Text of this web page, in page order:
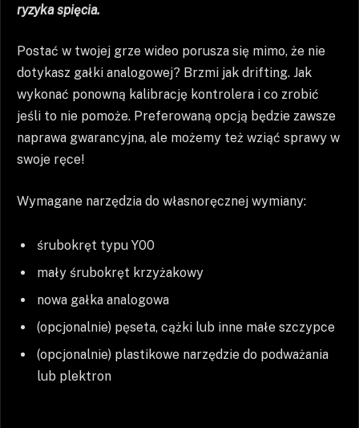
ryzyka spięcia.
Postać w twojej grze wideo porusza się mimo, że nie
dotykasz gałki analogowej? Brzmi jak drifting. Jak
wykonać ponowną kalibrację kontrolera i co zrobić
jeśli to nie pomoże. Preferowaną opcją będzie zawsze
naprawa gwarancyjna, ale możemy też wziąć sprawy w
swoje ręce!
Wymagane narzędzia do własnoręcznej wymiany:
śrubokręt typu Y00
mały śrubokręt krzyżakowy
nowa gałka analogowa
(opcjonalnie) pęseta, cążki lub inne małe szczypce
(opcjonalnie) plastikowe narzędzie do podważania
lub plektron